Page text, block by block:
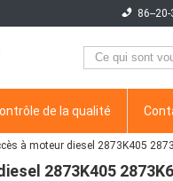
86--
de la qualité
à moteur diesel 2873K405
2873K405